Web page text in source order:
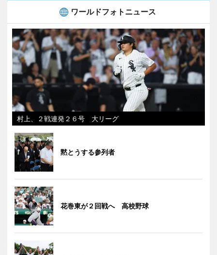
ワールドフォトニュース
村上、２戦連発２６号 大リーグ
黙とうする参列者
花巻東が２回戦へ 高校野球